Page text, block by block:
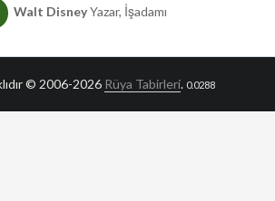
Walt DisneyYazar, İşadamı
© 2006-2026 Rüya Tabirleri. 0.0288